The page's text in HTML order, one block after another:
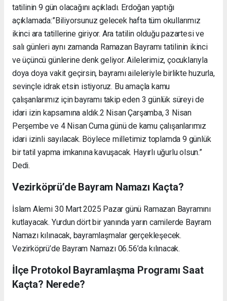
tatilinin 9 gün olacağını açıkladı. Erdoğan yaptığı
açıklamada:”Biliyorsunuz gelecek hafta tüm okullarımız
ikinci ara tatillerine giriyor. Ara tatilin olduğu pazartesi ve
salı günleri aynı zamanda Ramazan Bayramı tatilinin ikinci
ve üçüncü günlerine denk geliyor. Ailelerimiz, çocuklarıyla
doya doya vakit geçirsin, bayramı aileleriyle birlikte huzurla,
sevinçle idrak etsin istiyoruz. Bu amaçla kamu
çalışanlarımız için bayramı takip eden 3 günlük süreyi de
idari izin kapsamına aldık.2 Nisan Çarşamba, 3 Nisan
Perşembe ve 4 Nisan Cuma günü de kamu çalışanlarımız
idari izinli sayılacak. Böylece milletimiz toplamda 9 günlük
bir tatil yapma imkanına kavuşacak. Hayırlı uğurlu olsun.”
Dedi.
Vezirköprü’de Bayram Namazı Kaçta?
İslam Alemi 30 Mart 2025 Pazar günü Ramazan Bayramını
kutlayacak. Yurdun dört bir yanında yarın camilerde Bayram
Namazı kılınacak, bayramlaşmalar gerçekleşecek.
Vezirköprü’de Bayram Namazı 06.56’da kılınacak.
İlçe Protokol Bayramlaşma Programı Saat
Kaçta? Nerede?